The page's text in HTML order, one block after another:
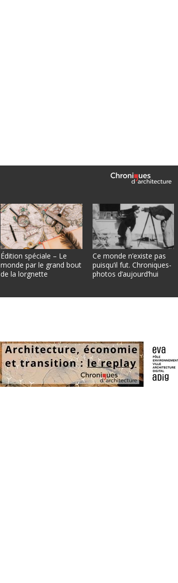
Édition spéciale – Le
monde par le grand bout
de la lorgnette
Ce monde n’existe pas
puisqu’il fut. Chroniques-
photos d’aujourd’hui